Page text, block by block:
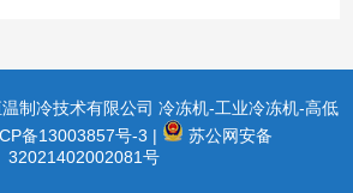
制冷技术有限公司 冷冻机-工业冷冻机-高低
备13003857号-3 |
苏公网安备
32021402002081号